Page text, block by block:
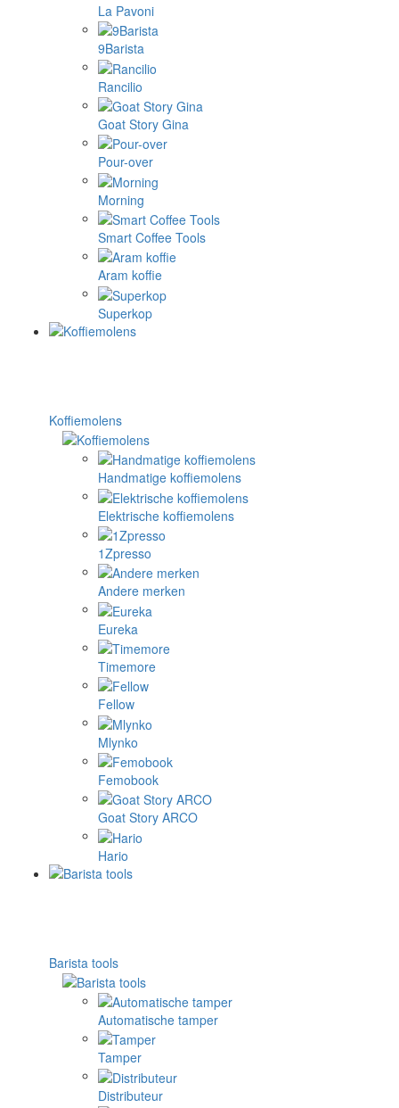
La Pavoni
9Barista
Rancilio
Goat Story Gina
Pour-over
Morning
Smart Coffee Tools
Aram koffie
Superkop
Koffiemolens
Handmatige koffiemolens
Elektrische koffiemolens
1Zpresso
Andere merken
Eureka
Timemore
Fellow
Mlynko
Femobook
Goat Story ARCO
Hario
Barista tools
Automatische tamper
Tamper
Distributeur